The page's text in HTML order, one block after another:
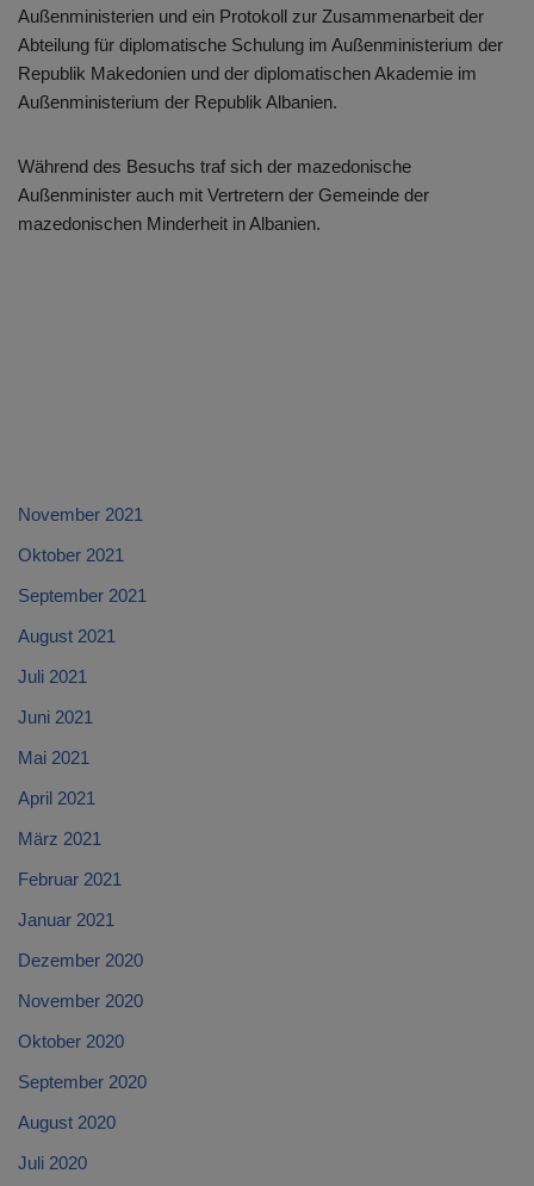
Außenministerien und ein Protokoll zur Zusammenarbeit der
Abteilung für diplomatische Schulung im Außenministerium der
Republik Makedonien und der diplomatischen Akademie im
Außenministerium der Republik Albanien.
Während des Besuchs traf sich der mazedonische
Außenminister auch mit Vertretern der Gemeinde der
mazedonischen Minderheit in Albanien.
November 2021
Oktober 2021
September 2021
August 2021
Juli 2021
Juni 2021
Mai 2021
April 2021
März 2021
Februar 2021
Januar 2021
Dezember 2020
November 2020
Oktober 2020
September 2020
August 2020
Juli 2020